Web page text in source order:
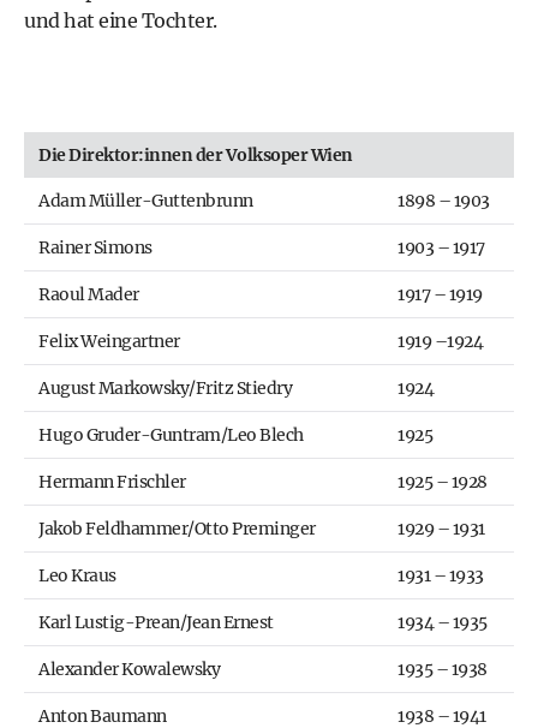
und hat eine Tochter.
Die Direktor:innen der Volksoper Wien
Adam Müller-Guttenbrunn 1898 – 1903
Rainer Simons 1903 – 1917
Raoul Mader 1917 – 1919
Felix Weingartner 1919 –1924
August Markowsky/Fritz Stiedry 1924
Hugo Gruder-Guntram/Leo Blech 1925
Hermann Frischler 1925 – 1928
Jakob Feldhammer/Otto Preminger 1929 – 1931
Leo Kraus 1931 – 1933
Karl Lustig-Prean/Jean Ernest 1934 – 1935
Alexander Kowalewsky 1935 – 1938
Anton Baumann 1938 – 1941